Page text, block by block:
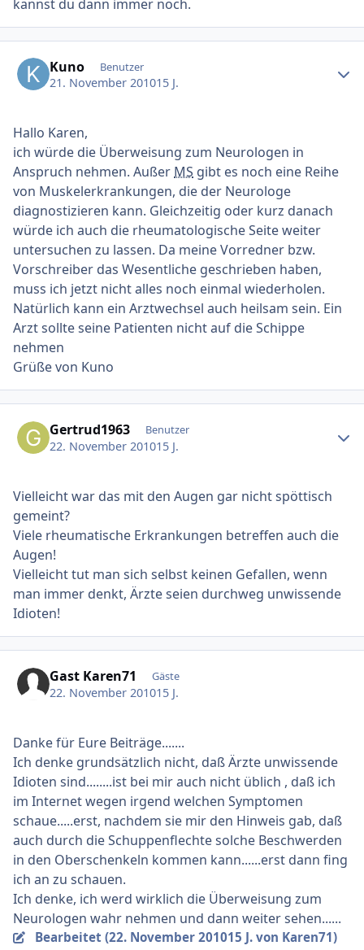
kannst du dann immer noch.
Kuno Benutzer
21. November 201015 J.
Hallo Karen,
ich würde die Überweisung zum Neurologen in
Anspruch nehmen. Außer MS gibt es noch eine Reihe
von Muskelerkrankungen, die der Neurologe
diagnostizieren kann. Gleichzeitig oder kurz danach
würde ich auch die rheumatologische Seite weiter
untersuchen zu lassen. Da meine Vorredner bzw.
Vorschreiber das Wesentliche geschrieben haben,
muss ich jetzt nicht alles noch einmal wiederholen.
Natürlich kann ein Arztwechsel auch heilsam sein. Ein
Arzt sollte seine Patienten nicht auf die Schippe
nehmen
Grüße von Kuno
Gertrud1963 Benutzer
22. November 201015 J.
Vielleicht war das mit den Augen gar nicht spöttisch
gemeint?
Viele rheumatische Erkrankungen betreffen auch die
Augen!
Vielleicht tut man sich selbst keinen Gefallen, wenn
man immer denkt, Ärzte seien durchweg unwissende
Idioten!
Gast Karen71 Gäste
22. November 201015 J.
Danke für Eure Beiträge.......
Ich denke grundsätzlich nicht, daß Ärzte unwissende
Idioten sind........ist bei mir auch nicht üblich , daß ich
im Internet wegen irgend welchen Symptomen
schaue.....erst, nachdem sie mir den Hinweis gab, daß
auch durch die Schuppenflechte solche Beschwerden
in den Oberschenkeln kommen kann......erst dann fing
ich an zu schauen.
Ich denke, ich werd wirklich die Überweisung zum
Neurologen wahr nehmen und dann weiter sehen......
Bearbeitet (22. November 201015 J.von Karen71)